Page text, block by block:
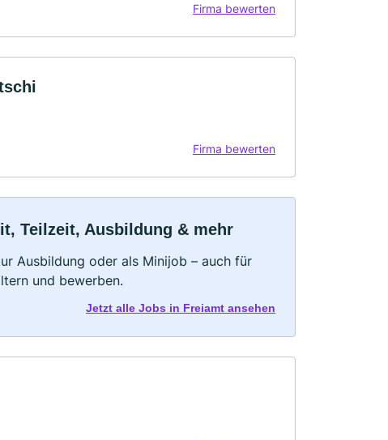
Firma bewerten
Firma bewerten
Teilzeit, Ausbildung & mehr
Ausbildung oder als Minijob – auch für
und bewerben.
Jetzt alle Jobs in Freiamt ansehen